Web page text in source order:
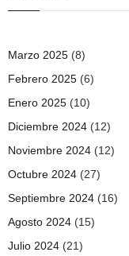
Marzo 2025 (8)
Febrero 2025 (6)
Enero 2025 (10)
Diciembre 2024 (12)
Noviembre 2024 (12)
Octubre 2024 (27)
Septiembre 2024 (16)
Agosto 2024 (15)
Julio 2024 (21)